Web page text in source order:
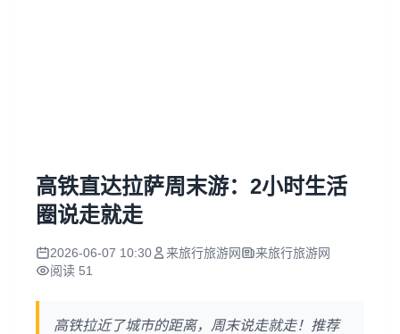
高铁直达拉萨周末游：2小时生活
圈说走就走
2026-06-07 10:30 来旅行旅游网
来旅行旅游网
阅读 51
高铁拉近了城市的距离，周末说走就走！推荐